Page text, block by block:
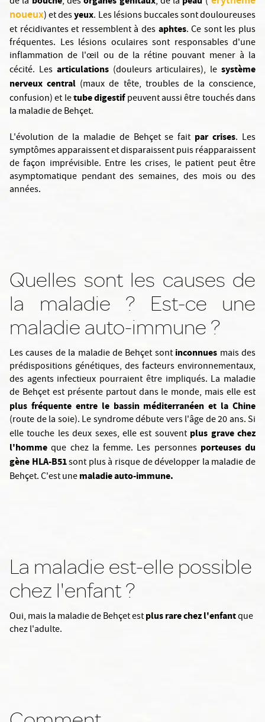
noueux) et desyeux. Les lésions buccales sont douloureuses
et récidivantes et ressemblent à des aphtes. Ce sont les plus
fréquentes. Les lésions oculaires sont responsables d'une
inflammation de l'œil ou de la rétine pouvant mener à la
cécité. Les articulations (douleurs articulaires), lesystème
nerveux central (maux de tête, troubles de la conscience,
confusion) et letube digestifpeuvent aussi être touchés dans
la maladie de Behçet.
L'évolution de la maladie de Behçet se fait par crises. Les
symptômes apparaissent et disparaissent puis réapparaissent
de façon imprévisible. Entre les crises, le patient peut être
asymptomatique pendant des semaines, des mois ou des
années.
Quelles sont les causes de
la maladie ? Est-ce une
maladie auto-immune ?
Les causes de la maladie de Behçet sont inconnues mais des
prédispositions génétiques, des facteurs environnementaux,
des agents infectieux pourraient être impliqués. La maladie
de Behçet est présente partout dans le monde, mais elle est
plus fréquente entre le bassin méditerranéen et la Chine
(route de la soie). Le syndrome débute vers l'âge de 20 ans. Si
elle touche les deux sexes, elle est souvent plus grave chez
l'homme que chez la femme. Les personnes porteuses du
gène HLA-B51sont plus à risque de développer la maladie de
Behçet. C'est unemaladie auto-immune.
La maladie est-elle possible
chez l'enfant ?
Oui, mais la maladie de Behçet estplus rare chez l'enfantque
chez l'adulte.